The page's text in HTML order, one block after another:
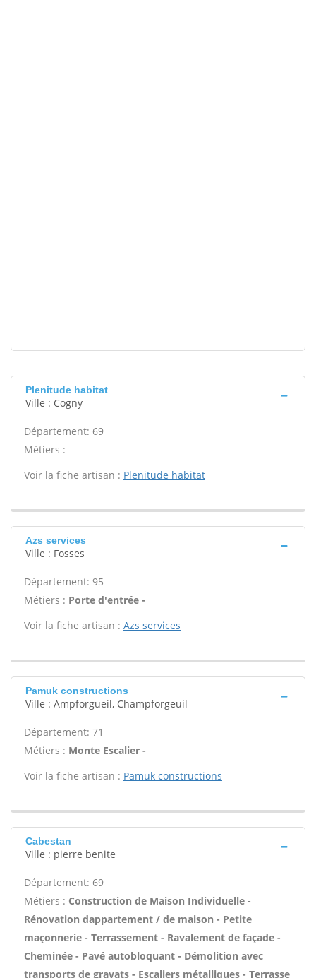
Plenitude habitat
Ville : Cogny
Département: 69
Métiers :
Voir la fiche artisan : Plenitude habitat
Azs services
Ville : Fosses
Département: 95
Métiers : Porte d'entrée -
Voir la fiche artisan : Azs services
Pamuk constructions
Ville : Ampforgueil, Champforgeuil
Département: 71
Métiers : Monte Escalier -
Voir la fiche artisan : Pamuk constructions
Cabestan
Ville : pierre benite
Département: 69
Métiers : Construction de Maison Individuelle -
Rénovation dappartement / de maison - Petite
maçonnerie - Terrassement - Ravalement de façade -
Cheminée - Pavé autobloquant - Démolition avec
transports de gravats - Escaliers métalliques - Terrasse